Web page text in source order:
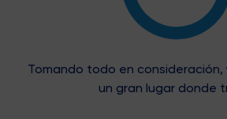
Tomando todo en
un gran lugar donde